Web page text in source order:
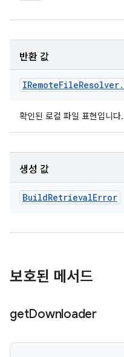
반환 값
IRemoteFileResolver.
확인된 로컬 파일 표현입니다.
생성 값
BuildRetrievalError
보호된 메서드
getDownloader